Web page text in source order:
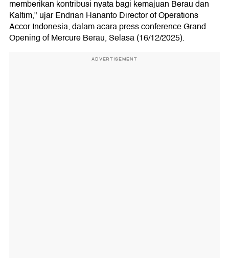
memberikan kontribusi nyata bagi kemajuan Berau dan
Kaltim," ujar Endrian Hananto Director of Operations
Accor Indonesia, dalam acara press conference Grand
Opening of Mercure Berau, Selasa (16/12/2025).
ADVERTISEMENT